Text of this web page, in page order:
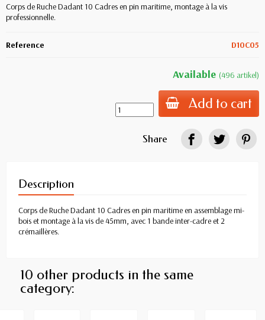
Corps de Ruche Dadant 10 Cadres en pin maritime, montage à la vis
professionnelle.
Reference D10C05
Available (496 artikel)
Add to cart
Share
Description
Corps de Ruche Dadant 10 Cadres en pin maritime en assemblage mi-
bois et montage à la vis de 45mm, avec 1 bande inter-cadre et 2
crémaillères.
10 other products in the same
category: